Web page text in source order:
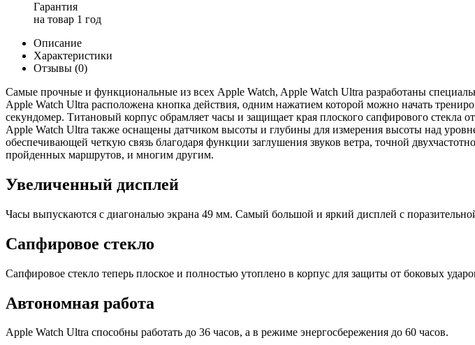
Гарантия
на товар 1 год
Описание
Характеристики
Отзывы (0)
Самые прочные и функциональные из всех Apple Watch, Apple Watch Ultra разработаны
Apple Watch Ultra расположена кнопка действия, одним нажатием которой можно начать
секундомер. Титановый корпус обрамляет часы и защищает края плоского сапфирового
Apple Watch Ultra также оснащены датчиком высоты и глубины для измерения высоты над
обеспечивающей четкую связь благодаря функции заглушения звуков ветра, точной
пройденных маршрутов, и многим другим.
Увеличенный дисплей
Часы выпускаются с диагональю экрана 49 мм. Самый большой и яркий дисплей с
Сапфировое стекло
Сапфировое стекло теперь плоское и полностью утоплено в корпус для защиты от боковых
Автономная работа
Apple Watch Ultra способны работать до 36 часов, а в режиме энергосбережения до 60 часов.